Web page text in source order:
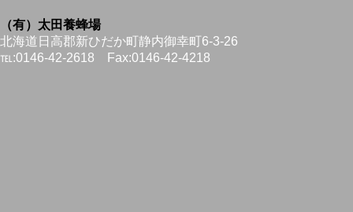
（有）太田養蜂場
北海道日高郡新ひだか町静内御幸町6-3-26
℡:0146-42-2618 Fax:0146-42-4218